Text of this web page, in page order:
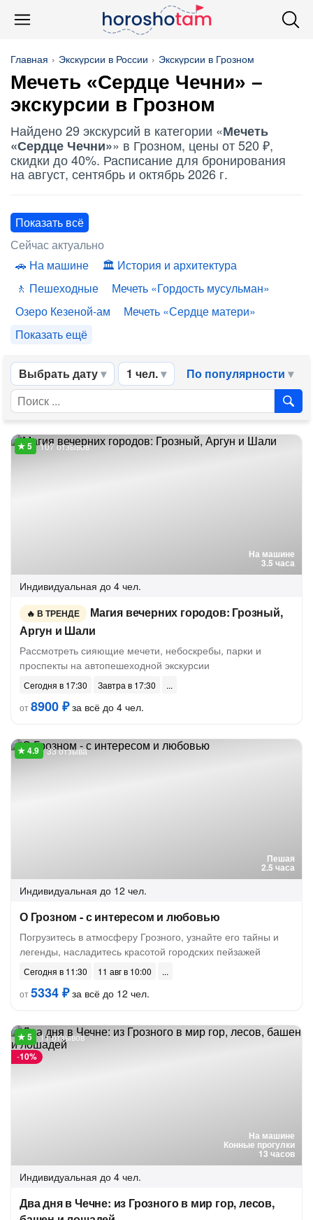
Главная Экскурсии в России Экскурсии в Грозном
Мечеть «Сердце Чечни» –
экскурсии в Грозном
Найдено 29 экскурсий в категории «Мечеть
«Сердце Чечни»» в Грозном, цены от 520 ₽,
скидки до 40%. Расписание для бронирования
на август, сентябрь и октябрь 2026 г.
Показать всё
Сейчас актуально
На машине
История и архитектура
Пешеходные
Мечеть «Гордость мусульман»
Озеро Кезеной-ам
Мечеть «Сердце матери»
Показать ещё
Выбрать дату 1 чел. По популярности
На машине
3.5 часа
107 отзывов
Индивидуальная до 4 чел.
В ТРЕНДЕ
Магия вечерних городов: Грозный,
Аргун и Шали
Рассмотреть сияющие мечети, небоскребы, парки и
проспекты на автопешеходной экскурсии
Сегодня в 17:30
Завтра в 17:30
от8900 ₽за всё до 4 чел.
Пешая
2.5 часа
33 отзыва
Индивидуальная до 12 чел.
О Грозном - с интересом и любовью
Погрузитесь в атмосферу Грозного, узнайте его тайны и
легенды, насладитесь красотой городских пейзажей
Сегодня в 11:30
11 авг в 10:00
от5334 ₽за всё до 12 чел.
На машине
Конные прогулки
13 часов
-10%
11 отзывов
Индивидуальная до 4 чел.
Два дня в Чечне: из Грозного в мир гор, лесов,